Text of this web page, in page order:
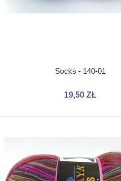
Socks - 140-01
19,50 ZŁ